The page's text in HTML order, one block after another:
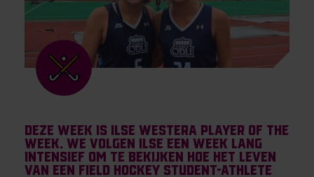
Deze week is Ilse Westera Player of the
Week. We volgen Ilse een week lang
intensief om te bekijken hoe het leven
van een field hockey student-athlete